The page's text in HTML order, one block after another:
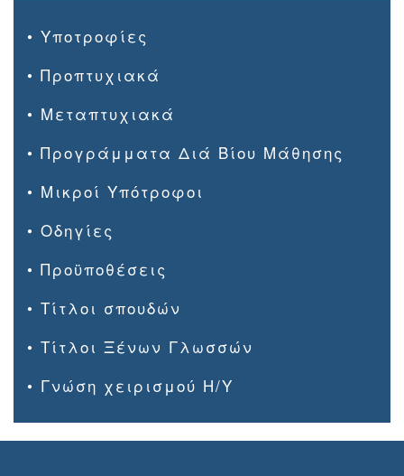
• Υποτροφίες
• Προπτυχιακά
• Μεταπτυχιακά
• Προγράμματα Διά Βίου Μάθησης
• Μικροί Υπότροφοι
• Οδηγίες
• Προϋποθέσεις
• Τίτλοι σπουδών
• Τίτλοι Ξένων Γλωσσών
• Γνώση χειρισμού Η/Υ